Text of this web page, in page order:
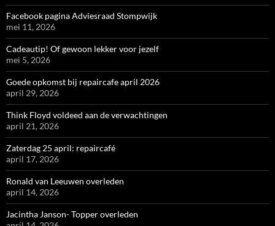
Facebook pagina Adviesraad Stompwijk
mei 11, 2026
Cadeautip! Of gewoon lekker voor jezelf
mei 5, 2026
Goede opkomst bij repaircafe april 2026
april 29, 2026
Think Floyd voldeed aan de verwachtingen
april 21, 2026
Zaterdag 25 april: repaircafé
april 17, 2026
Ronald van Leeuwen overleden
april 14, 2026
Jacintha Janson- Topper overleden